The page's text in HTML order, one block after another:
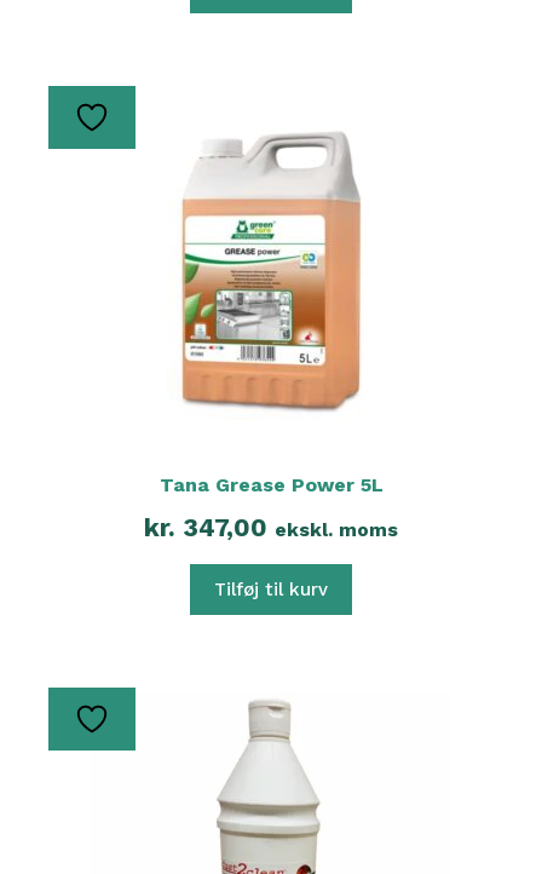
Tana Grease Power 5L
kr. 347,00 ekskl. moms
Tilføj til kurv